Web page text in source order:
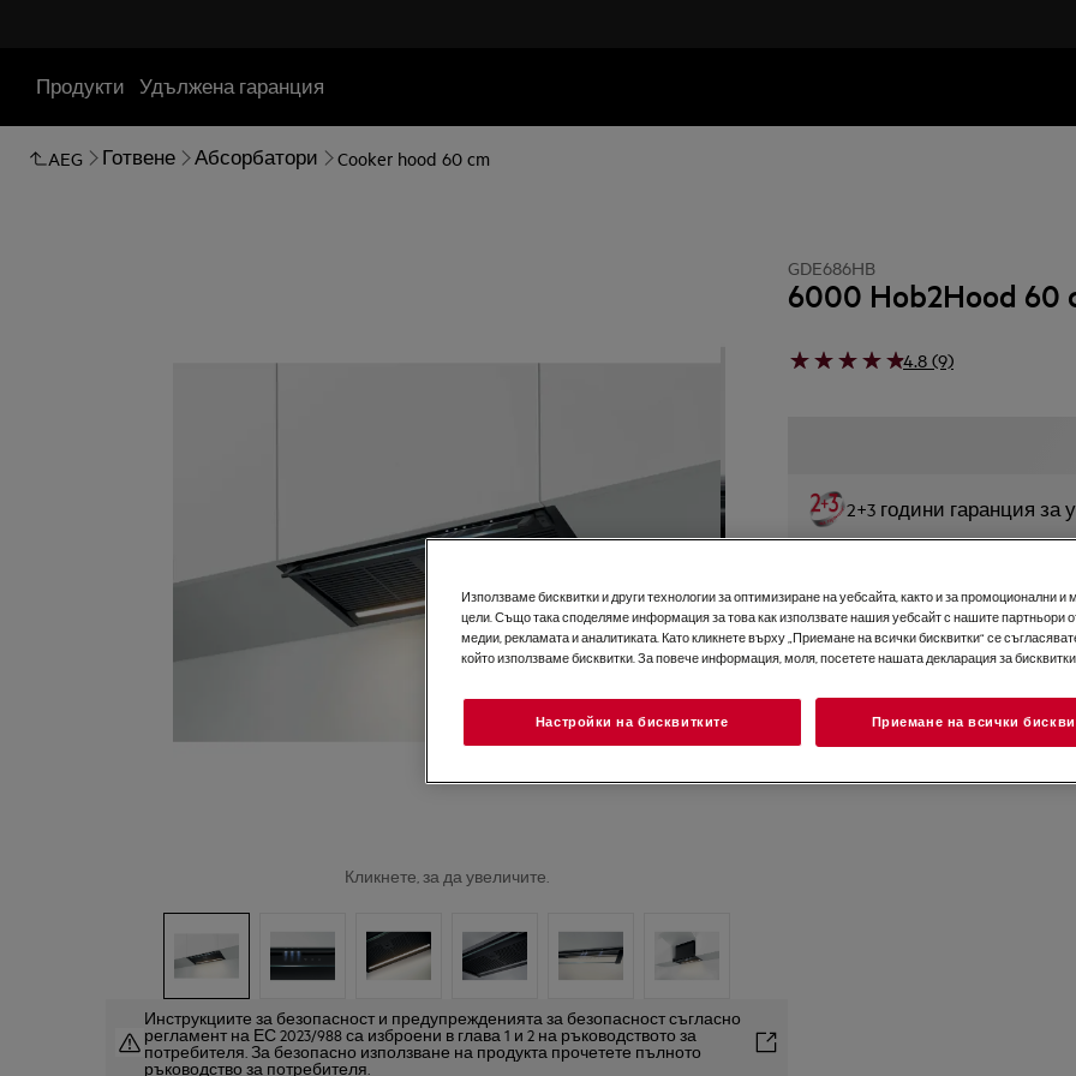
Продукти Удължена гаранция
AEG Готвене Абсорбатори Cooker hood 60 cm
Кликнете, за да увеличите.
Инструкциите за безопасност и предупрежденията за безопасност съгласно
регламент на ЕС 2023/988 са изброени в глава 1 и 2 на ръководството за
потребителя. За безопасно използване на продукта прочетете пълното
ръководство за потребителя.
GDE686HB
6000 Hob2Hood 60
4.8 (9)
2+3 години гаранция за
Използваме бисквитки и други технологии за оптимизиране на уебсайта, както и за промоционални и
цели. Също така споделяме информация за това как използвате нашия уебсайт с нашите партньори
медии, рекламата и аналитиката. Като кликнете върху „Приемане на всички бисквитки“ се
който използваме бисквитки. За повече информация, моля, посетете нашата декларация за бисквитки.
Настройки на бисквитките Приемане на всички